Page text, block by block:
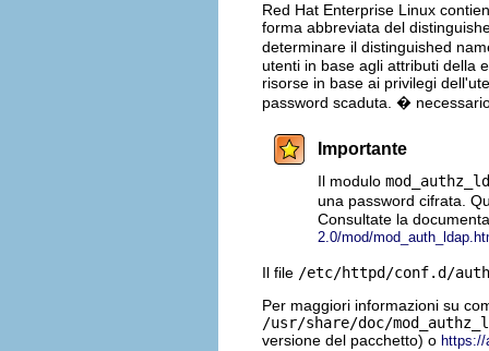
Red Hat Enterprise Linux
forma abbreviata del
determinare il distinguished
utenti in base agli attributi della
risorse in base ai privilegi
password scaduta. �
Importante
Il modulo
una password cifrata.
Consultate la
2.0/mod/
Il file /etc/httpd/conf.d/
Per maggiori informazioni su
/usr/share/doc/
versione del pacchetto) o